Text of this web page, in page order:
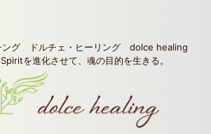
ング ドルチェ・ヒーリング dolce healing
を進化させて、魂の目的を生きる。